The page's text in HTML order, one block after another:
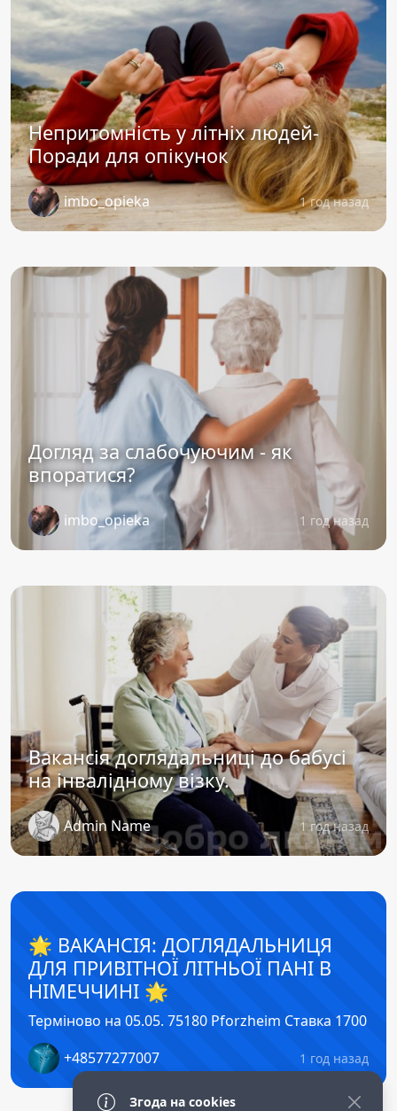
Непритомність у літніх людей-
Поради для опікунок
imbo_opieka 1 год назад
Догляд за слабочуючим - як
впоратися?
imbo_opieka 1 год назад
Вакансія доглядальниці до бабусі
на інвалідному візку.
Admin Name 1 год назад
🌟 ВАКАНСІЯ: ДОГЛЯДАЛЬНИЦЯ
ДЛЯ ПРИВІТНОЇ ЛІТНЬОЇ ПАНІ В
НІМЕЧЧИНІ 🌟
Терміново на 05.05. 75180 Pforzheim Ставка 1700
+48577277007
1 год назад
Згода на cookies